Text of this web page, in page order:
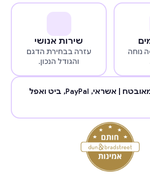
נוחה
שירות אנושי
עזרה בבחירת הדגם
והגודל הנכון.
| אשראי, PayPal, ביט ואפל